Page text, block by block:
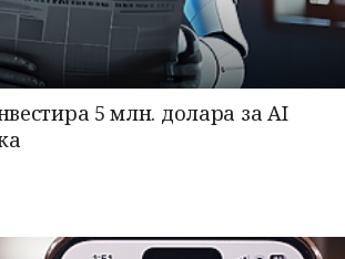
5 млн. долара за AI